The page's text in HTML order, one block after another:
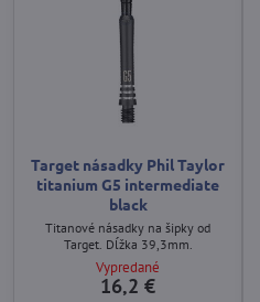
Target násadky Phil Taylor
titanium G5 intermediate
black
Titanové násadky na šipky od
Target. Dĺžka 39,3mm.
Vypredané
16,2 €